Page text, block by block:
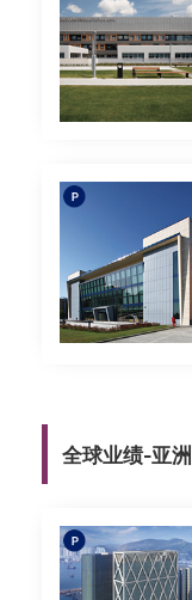
全球业绩-亚洲